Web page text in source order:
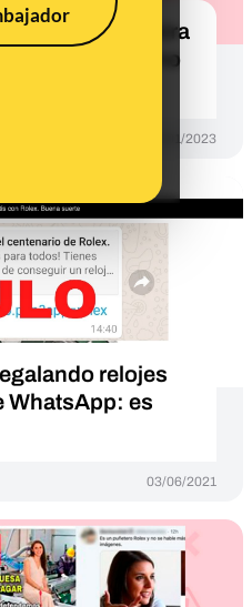
a Shakira
que “al menos no
Chía”
12/01/2023
relojes
WhatsApp: es
03/06/2021